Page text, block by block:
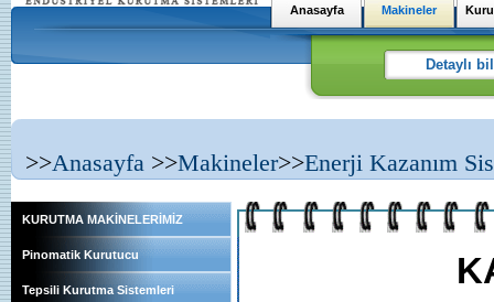
Anasayfa Makineler Kuru
>>Anasayfa >>Makineler>>Enerji Kazanım
KURUTMA MAKİNELERİMİZ
Pinomatik Kurutucu
Tepsili Kurutma Sistemleri